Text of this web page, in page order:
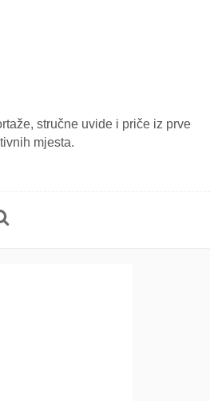
stručne uvide i priče iz prve
mjesta.